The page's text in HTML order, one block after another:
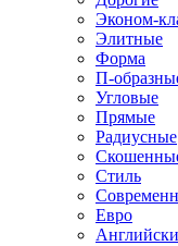
Эконом-
Элитные
Форма
П-
Угловые
Прямые
Радиусные
Стиль
Евро